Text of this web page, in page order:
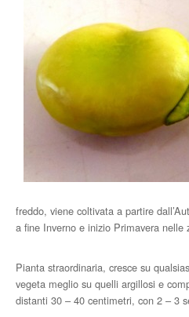
freddo, viene coltivata a partire
a fine Inverno e inizio Primavera nelle
Pianta straordinaria, cresce su
vegeta meglio su quelli argillosi e
distanti 30 – 40 centimetri, con 2 – 3